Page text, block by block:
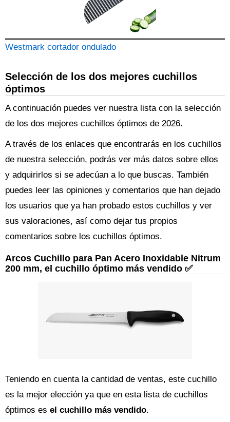
Westmark cortador ondulado
Selección de los dos mejores cuchillos
óptimos
A continuación puedes ver nuestra lista con la selección
de los dos mejores cuchillos óptimos de 2026.
A través de los enlaces que encontrarás en los cuchillos
de nuestra selección, podrás ver más datos sobre ellos
y adquirirlos si se adecúan a lo que buscas. También
puedes leer las opiniones y comentarios que han dejado
los usuarios que ya han probado estos cuchillos y ver
sus valoraciones, así como dejar tus propios
comentarios sobre los cuchillos óptimos.
Arcos Cuchillo para Pan Acero Inoxidable Nitrum
200 mm, el cuchillo óptimo más vendido ✅
Teniendo en cuenta la cantidad de ventas, este cuchillo
es la mejor elección ya que en esta lista de cuchillos
óptimos es el cuchillo más vendido.